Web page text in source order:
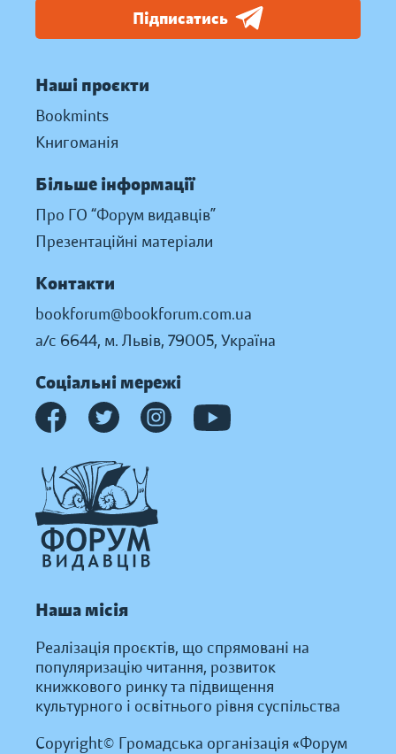
Підписатись
Наші проєкти
Bookmints
Книгоманія
Більше інформації
Про ГО “Форум видавців”
Презентаційні матеріали
Контакти
bookforum@bookforum.com.ua
а/с 6644, м. Львів, 79005, Україна
Соціальні мережі
Наша місія
Реалізація проєктів, що спрямовані на
популяризацію читання, розвиток
книжкового ринку та підвищення
культурного і освітнього рівня суспільства
Copyright© Громадська організація «Форум